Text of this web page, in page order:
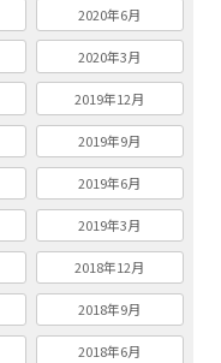
2020年6月
2020年3月
2019年12月
2019年9月
2019年6月
2019年3月
2018年12月
2018年9月
2018年6月